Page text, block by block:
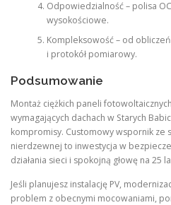
Odpowiedzialność – polisa
wysokościowe.
Kompleksowość – od
i protokół pomiarowy.
Podsumowanie
Montaż ciężkich paneli
wymagających dachach w Starych
kompromisy. Customowy wspornik ze
nierdzewnej to inwestycja w
działania sieci i spokojną głowę na 25
Jeśli planujesz instalację PV,
problem z obecnymi mocowaniami,